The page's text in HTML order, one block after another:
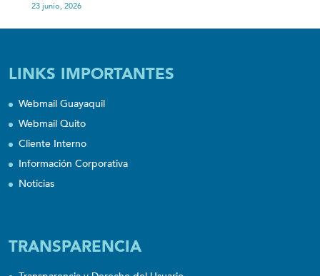
23 junio, 2026
LINKS IMPORTANTES
Webmail Guayaquil
Webmail Quito
Cliente Interno
Información Corporativa
Noticias
TRANSPARENCIA